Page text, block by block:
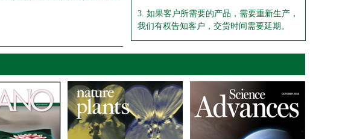
3. 如果客户所需要的产品，需要重新生产，
我们有权告知客户，交货时间需要延期。